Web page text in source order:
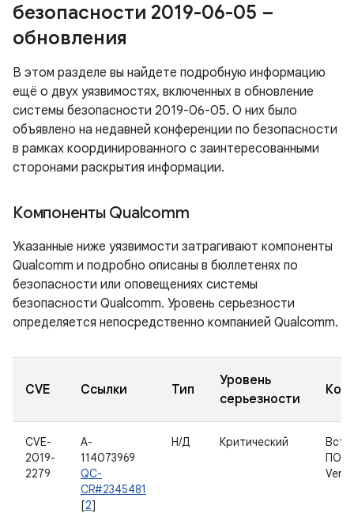
безопасности 2019-06-05 –
обновления
В этом разделе вы найдете подробную информацию
ещё о двух уязвимостях, включенных в обновление
системы безопасности 2019-06-05. О них было
объявлено на недавней конференции по безопасности
в рамках координированного с заинтересованными
сторонами раскрытия информации.
Компоненты Qualcomm
Указанные ниже уязвимости затрагивают компоненты
Qualcomm и подробно описаны в бюллетенях по
безопасности или оповещениях системы
безопасности Qualcomm. Уровень серьезности
определяется непосредственно компанией Qualcomm.
CVE Ссылки Тип
Уровень
серьезности
CVE-
2019-
2279
A-
114073969
QC-
CR#2345481
[2]
Н/Д Критический
ПО